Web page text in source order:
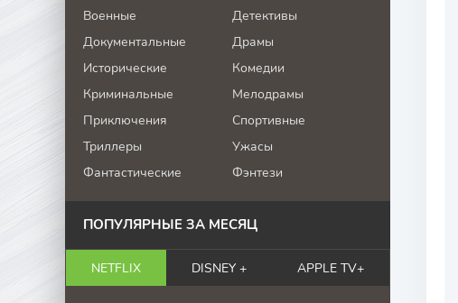
Военные
Детективы
Документальные
Драмы
Исторические
Комедии
Криминальные
Мелодрамы
Приключения
Спортивные
Триллеры
Ужасы
Фантастические
Фэнтези
ПОПУЛЯРНЫЕ ЗА МЕСЯЦ
NETFLIX DISNEY + APPLE TV+